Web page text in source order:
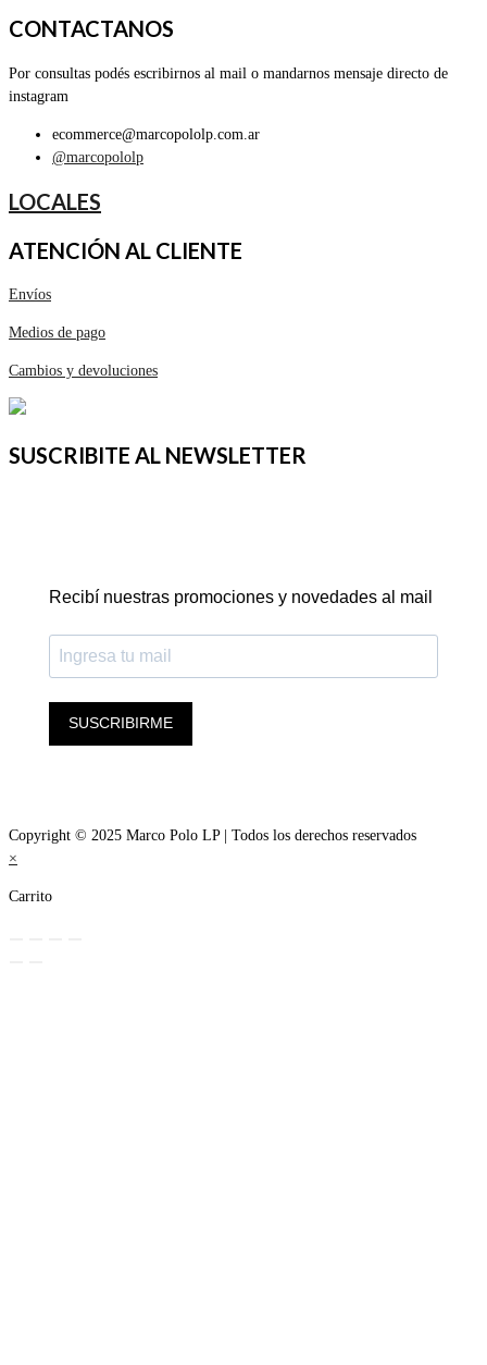
CONTACTANOS
Por consultas podés escribirnos al mail o mandarnos mensaje directo de
instagram
ecommerce@marcopololp.com.ar
@marcopololp
LOCALES
ATENCIÓN AL CLIENTE
Envíos
Medios de pago
Cambios y devoluciones
SUSCRIBITE AL NEWSLETTER
Recibí nuestras promociones y novedades al mail
SUSCRIBIRME
Copyright © 2025 Marco Polo LP | Todos los derechos reservados
×
Carrito